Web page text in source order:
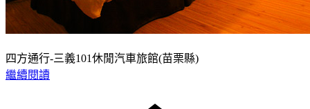
四方通行-三義101休閒汽車旅館(苗栗縣)
繼續閱讀